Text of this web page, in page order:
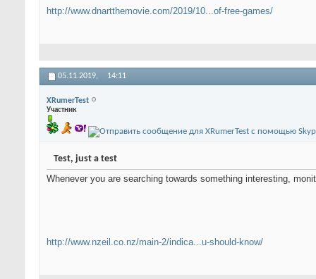
http://www.dnartthemovie.com/2019/10...of-free-games/
05.11.2019, 14:11
XRumerTest
Участник
Test, just a test
Whenever you are searching towards something interesting,
http://www.nzeil.co.nz/main-2/indica...u-should-know/